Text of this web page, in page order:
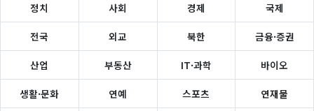
정치 사회 경제 국제
전국 외교 북한 금융·증권
산업 부동산 IT·과학 바이오
생활·문화 연예 스포츠 연재물